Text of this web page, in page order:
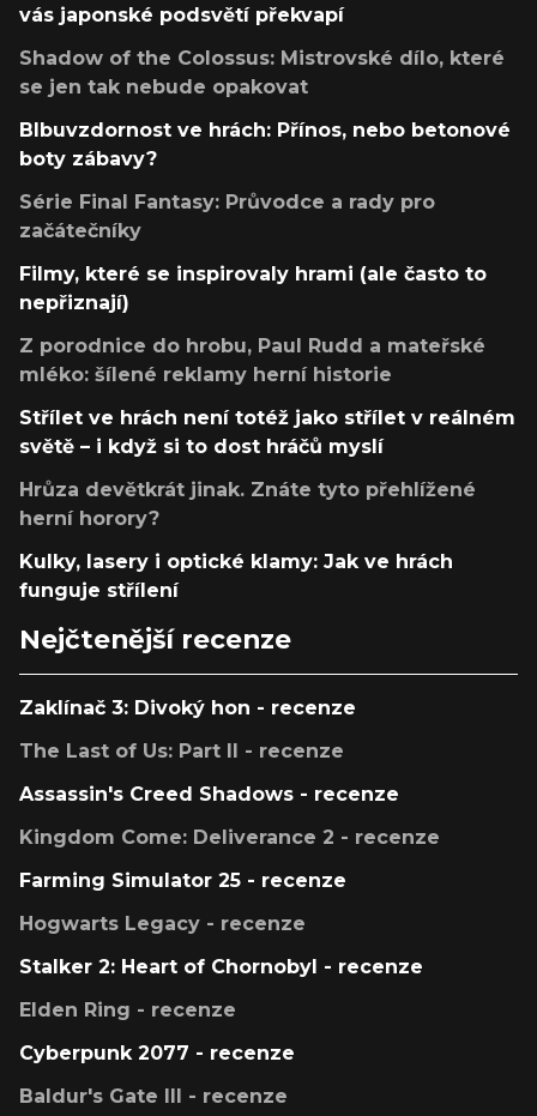
vás japonské podsvětí překvapí
Shadow of the Colossus: Mistrovské dílo, které
se jen tak nebude opakovat
Blbuvzdornost ve hrách: Přínos, nebo betonové
boty zábavy?
Série Final Fantasy: Průvodce a rady pro
začátečníky
Filmy, které se inspirovaly hrami (ale často to
nepřiznají)
Z porodnice do hrobu, Paul Rudd a mateřské
mléko: šílené reklamy herní historie
Střílet ve hrách není totéž jako střílet v reálném
světě – i když si to dost hráčů myslí
Hrůza devětkrát jinak. Znáte tyto přehlížené
herní horory?
Kulky, lasery i optické klamy: Jak ve hrách
funguje střílení
Nejčtenější recenze
Zaklínač 3: Divoký hon - recenze
The Last of Us: Part II - recenze
Assassin's Creed Shadows - recenze
Kingdom Come: Deliverance 2 - recenze
Farming Simulator 25 - recenze
Hogwarts Legacy - recenze
Stalker 2: Heart of Chornobyl - recenze
Elden Ring - recenze
Cyberpunk 2077 - recenze
Baldur's Gate III - recenze